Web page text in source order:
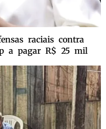
raciais contra
a pagar R$ 25 mil